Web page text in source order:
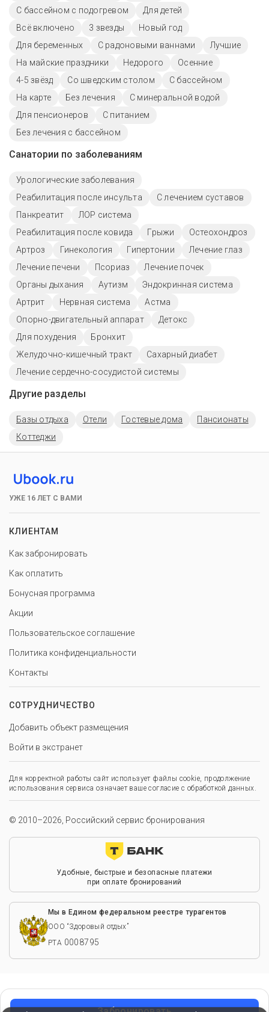
С бассейном с подогревом
Для детей
Всё включено
3 звезды
Новый год
Для беременных
С радоновыми ваннами
Лучшие
На майские праздники
Недорого
Осенние
4-5 звёзд
Со шведским столом
C бассейном
На карте
Без лечения
С минеральной водой
Для пенсионеров
С питанием
Без лечения с бассейном
Санатории по заболеваниям
Урологические заболевания
Реабилитация после инсульта
С лечением суставов
Панкреатит
ЛОР система
Реабилитация после ковида
Грыжи
Остеохондроз
Артроз
Гинекология Гипертонии
Лечение глаз
Лечение печени
Псориаз
Лечение почек
Органы дыхания
Аутизм
Эндокринная система
Артрит
Нервная система
Астма
Опорно-двигательный аппарат
Детокс
Для похудения
Бронхит
Желудочно-кишечный тракт
Сахарный диабет
Лечение сердечно-сосудистой системы
Другие разделы
Базы отдыха Отели Гостевые дома
Пансионаты
Коттеджи
УЖЕ 16 ЛЕТ С ВАМИ
КЛИЕНТАМ
Как забронировать
Как оплатить
Бонусная программа
Акции
Пользовательское соглашение
Политика конфиденциальности
Контакты
СОТРУДНИЧЕСТВО
Добавить объект размещения
Войти в экстранет
Для корректной работы сайт использует файлы cookie, продолжение
использования сервиса означает ваше согласие с обработкой данных.
© 2010–2026, Российский сервис бронирования
Удобные, быстрые и безопасные платежи
при оплате бронирований
Мы в Едином федеральном реестре турагентов
ООО “Здоровый отдых”
РТА 0008795